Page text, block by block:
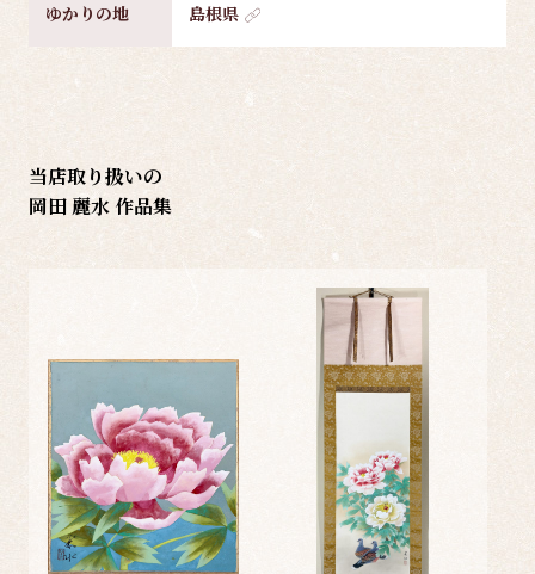
ゆかりの地 島根県
当店取り扱いの
岡田 麗水 作品集